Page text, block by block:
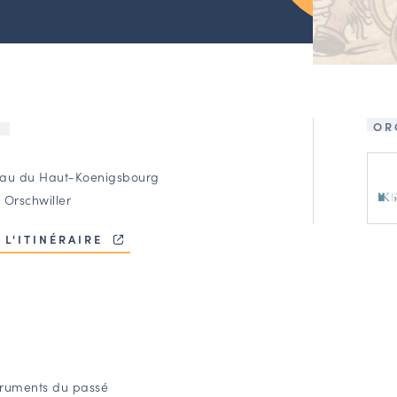
du Haut-Koenigsbourg
Orschwiller
L'ITINÉRAIRE
du passé